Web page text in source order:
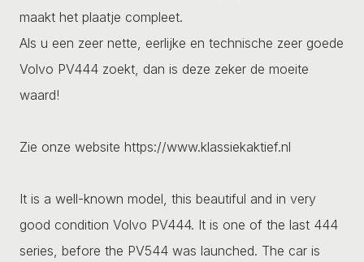
maakt het plaatje compleet.
Als u een zeer nette, eerlijke en technische zeer goede
Volvo PV444 zoekt, dan is deze zeker de moeite
waard!
Zie onze website https://www.klassiekaktief.nl
It is a well-known model, this beautiful and in very
good condition Volvo PV444. It is one of the last 444
series, before the PV544 was launched. The car is